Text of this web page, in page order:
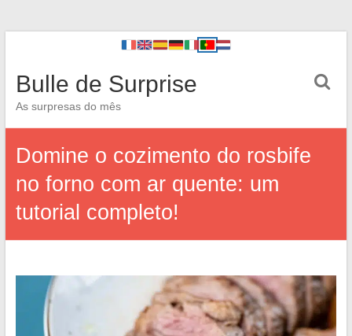
Bulle de Surprise
As surpresas do mês
Domine o cozimento do rosbife
no forno com ar quente: um
tutorial completo!